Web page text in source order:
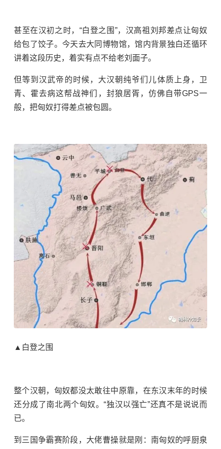
甚至在汉初之时，“白登之围 ”，汉高祖 刘邦差点让匈奴
给包了饺子。今天去大同博物馆，馆内背景独白还循环
讲着这段历史，着实有点不给老刘面子。
但等到汉武帝的时候，大汉朝纯爷们儿体质上身， 卫
青、 霍去病这帮战神们，封狼居胥，仿佛自带GPS一
般，把匈奴打得差点被包圆。
▲白登之围
整个汉朝，匈奴都没太敢往中原靠，在东汉末年的时候
还分成了南北两个匈奴。“独汉以强亡”还真不是说说而
已。
到三国争霸赛阶段，大佬曹操就是刚： 南匈奴的呼厨泉